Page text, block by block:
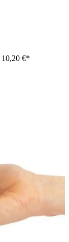
10,20 €*